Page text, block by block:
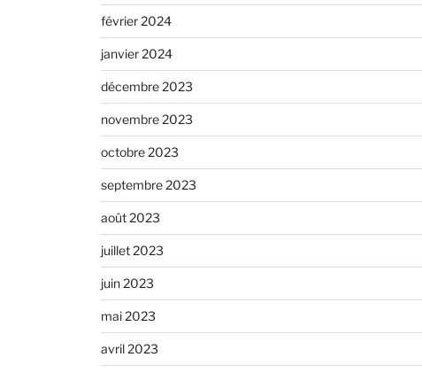
février 2024
janvier 2024
décembre 2023
novembre 2023
octobre 2023
septembre 2023
août 2023
juillet 2023
juin 2023
mai 2023
avril 2023